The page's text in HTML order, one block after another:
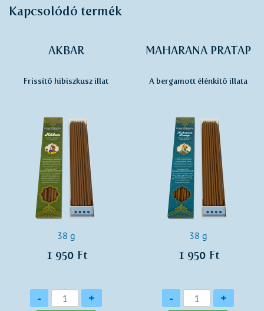
Kapcsolódó termék
AKBAR
Frissítő hibiszkusz illat
38 g
1 950 Ft
Mennyiség
- +
MAHARANA PRATAP
A bergamott élénkítő illata
38 g
1 950 Ft
Mennyiség
- +